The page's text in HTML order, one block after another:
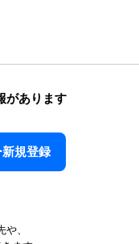
があります
規登録
、